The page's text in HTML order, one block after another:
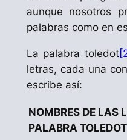
aunque nosotros
palabras como en
La palabra toledot
letras, cada una
escribe así:
NOMBRES DE LAS
PALABRA TOLEDOT